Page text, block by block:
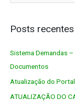
q
i
s
a
r
Posts recentes
Sistema Demandas
Documentos
Atualização do
ATUALIZAÇÃO DO